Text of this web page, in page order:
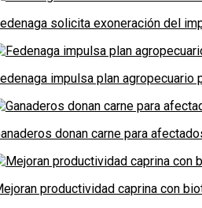
solicita exoneración del
impulsa plan
donan carne para
productividad caprina con